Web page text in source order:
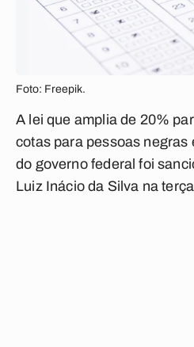
Foto: Freepik.
A lei que amplia de 20%
cotas para pessoas negras
do governo federal foi
Luiz Inácio da Silva na